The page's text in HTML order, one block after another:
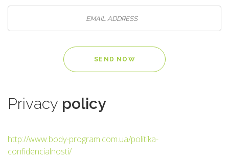
Privacy policy
http://www.body-program.com.ua/politika-
confidencialnosti/